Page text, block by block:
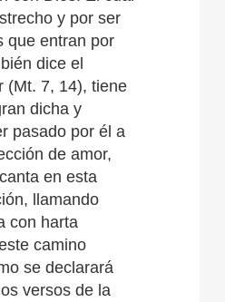
y por ser
que entran por
dice el
(Mt. 7, 14), tiene
dicha y
pasado por él a
de amor,
en esta
llamando
con harta
camino
se declarará
versos de la